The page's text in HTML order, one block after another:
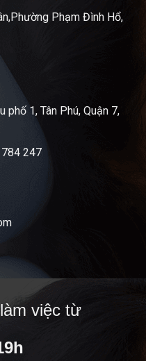
Phạm Đình Hổ,
1, Tân Phú, Quận 7,
247
việc từ